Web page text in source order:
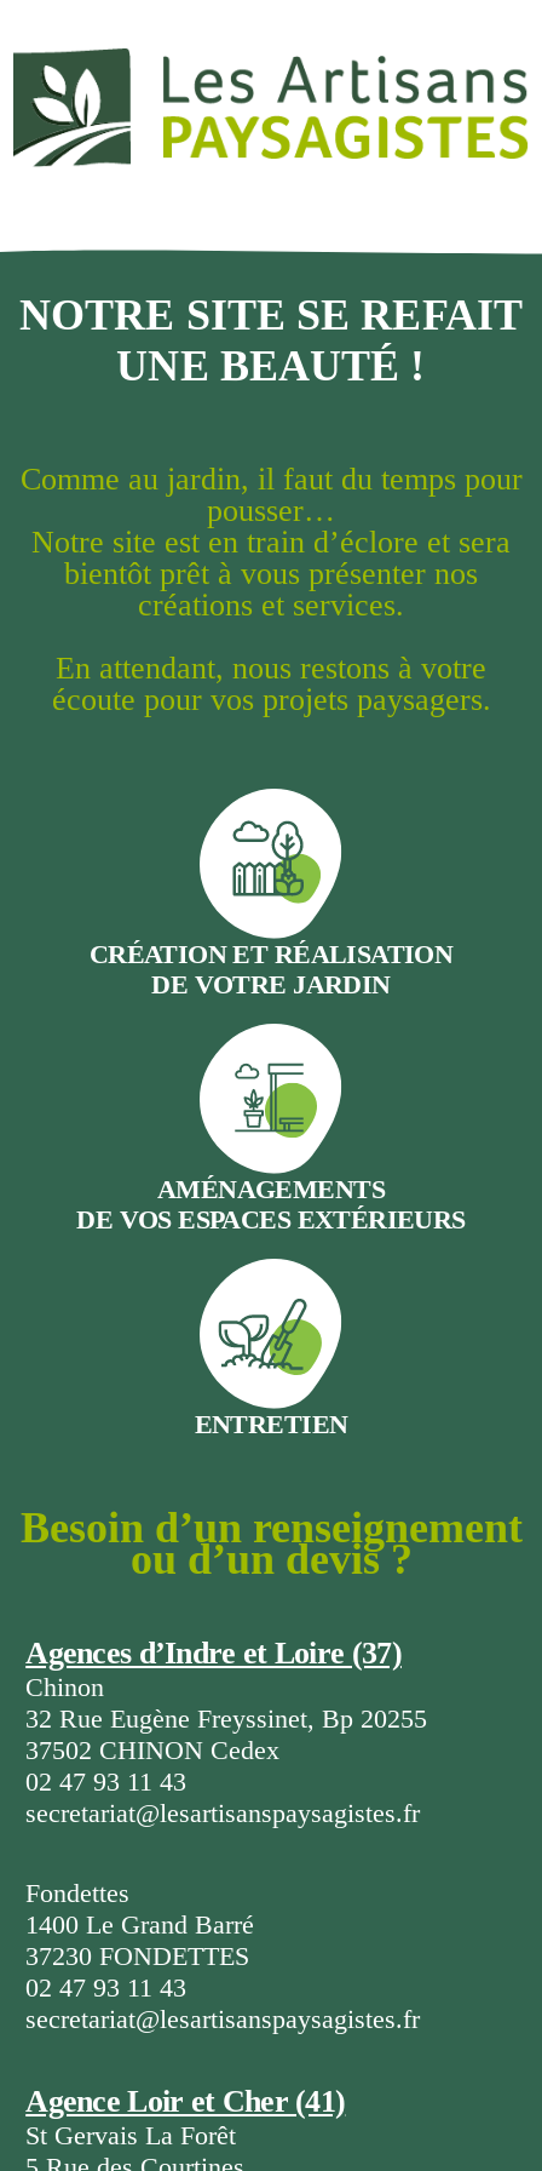
NOTRE SITE SE REFAIT
UNE BEAUTÉ !
Comme au jardin, il faut du temps pour
pousser…
Notre site est en train d’éclore et sera
bientôt prêt à vous présenter nos
créations et services.
En attendant, nous restons à votre
écoute pour vos projets paysagers.
CRÉATION ET RÉALISATION
DE VOTRE JARDIN
AMÉNAGEMENTS
DE VOS ESPACES EXTÉRIEURS
ENTRETIEN
Besoin d’un renseignement
ou d’un devis ?
Agences d’Indre et Loire (37)
Chinon
32 Rue Eugène Freyssinet, Bp 20255
37502 CHINON Cedex
02 47 93 11 43
secretariat@lesartisanspaysagistes.fr
Fondettes
1400 Le Grand Barré
37230 FONDETTES
02 47 93 11 43
secretariat@lesartisanspaysagistes.fr
Agence Loir et Cher (41)
St Gervais La Forêt